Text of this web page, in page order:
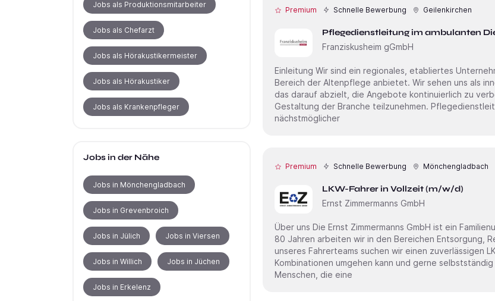
Premium Schnelle Bewerbung Geilenkirchen
Pflegedienstleitung im ambulanten
Franziskusheim gGmbH
Einleitung Wir sind ein regionales, etabliertes Unternehmen, das verschiedene Dienstleistungen im
Bereich der Altenpflege anbietet. Wir sehen uns als
das darauf abzielt, die Angebote kontinuierlich zu
Gestaltung der Branche teilzunehmen. Pflegedienstleitung im ambulanten Dienst (m/w/d) • Eintritt:
nächstmöglicher
Premium Schnelle Bewerbung Mönchengladbach
LKW-Fahrer in Vollzeit (m/w/d)
Ernst Zimmermanns GmbH
Über uns Die Ernst Zimmermanns GmbH ist ein Familienunternehmen in Mönchengladbach. Seit über
80 Jahren arbeiten wir in den Bereichen Entsorgung, Recycling
unseres Fahrerteams suchen wir einen zuverlässigen
Kombinationen umgehen kann und gerne selbstständig arbeitet. Die Stelle
Menschen, die eine
Jobs als Produktionsmitarbeiter
Jobs als Chefarzt
Jobs als Hörakustikermeister
Jobs als Hörakustiker
Jobs als Krankenpfleger
Jobs in der Nähe
Jobs in Mönchengladbach
Jobs in Grevenbroich
Jobs in Jülich Jobs in Viersen
Jobs in Willich Jobs in Jüchen
Jobs in Erkelenz